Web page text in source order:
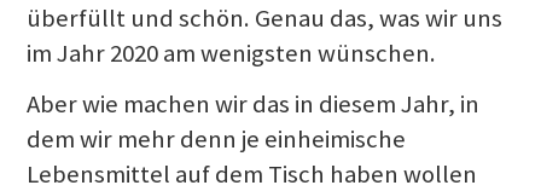
überfüllt und schön. Genau das, was wir uns
im Jahr 2020 am wenigsten wünschen.
Aber wie machen wir das in diesem Jahr, in
dem wir mehr denn je einheimische
Lebensmittel auf dem Tisch haben wollen